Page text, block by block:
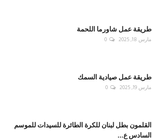
طريقة عمل شاورما اللحمة
مارس 18, 2025 0
طريقة عمل صيادية السمك
مارس 19, 2025 0
القلمون بطل لبنان للكرة الطائرة للسيدات للموسم
السادس ع...